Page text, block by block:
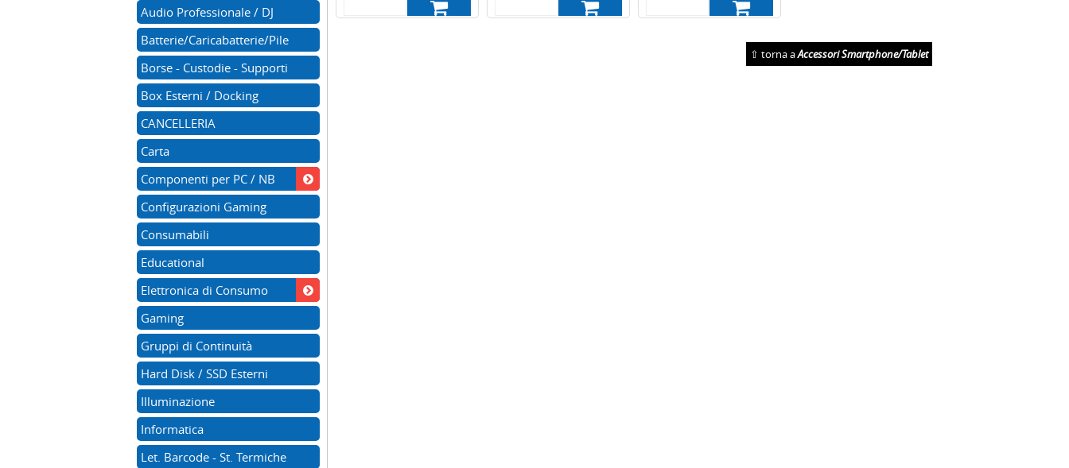
⇧ torna aAccessori Smartphone/Tablet
Audio Professionale / DJ
Batterie/Caricabatterie/Pile
Borse - Custodie - Supporti
Box Esterni / Docking
CANCELLERIA
Carta
Componenti per PC / NB
Configurazioni Gaming
Consumabili
Educational
Elettronica di Consumo
Gaming
Gruppi di Continuità
Hard Disk / SSD Esterni
Illuminazione
Informatica
Let. Barcode - St. Termiche